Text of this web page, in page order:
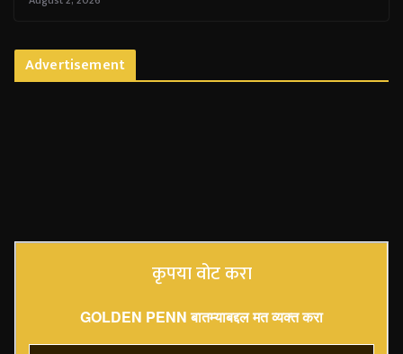
Advertisement
कृपया वोट करा
GOLDEN PENN बातम्याबद्दल मत व्यक्त करा